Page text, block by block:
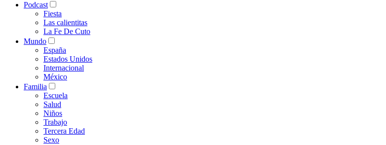
Podcast
Fiesta
Las calientitas
La Fe De Cuto
Mundo
España
Estados Unidos
Internacional
México
Familia
Escuela
Salud
Niños
Trabajo
Tercera Edad
Sexo